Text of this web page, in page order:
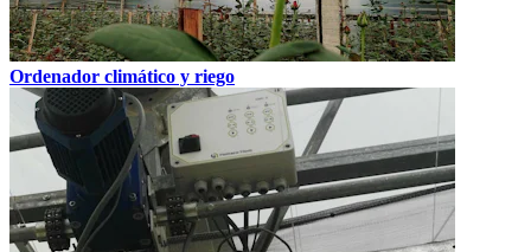
Ordenador climático y riego